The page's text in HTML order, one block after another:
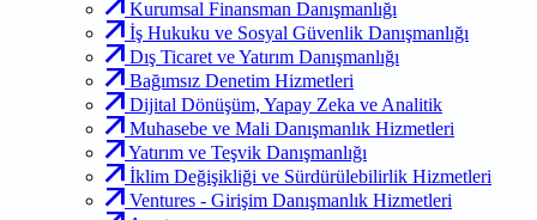
Kurumsal Finansman Danışmanlığı
İş Hukuku ve Sosyal Güvenlik Danışmanlığı
Dış Ticaret ve Yatırım Danışmanlığı
Bağımsız Denetim Hizmetleri
Dijital Dönüşüm, Yapay Zeka ve Analitik
Muhasebe ve Mali Danışmanlık Hizmetleri
Yatırım ve Teşvik Danışmanlığı
İklim Değişikliği ve Sürdürülebilirlik Hizmetleri
Ventures - Girişim Danışmanlık Hizmetleri